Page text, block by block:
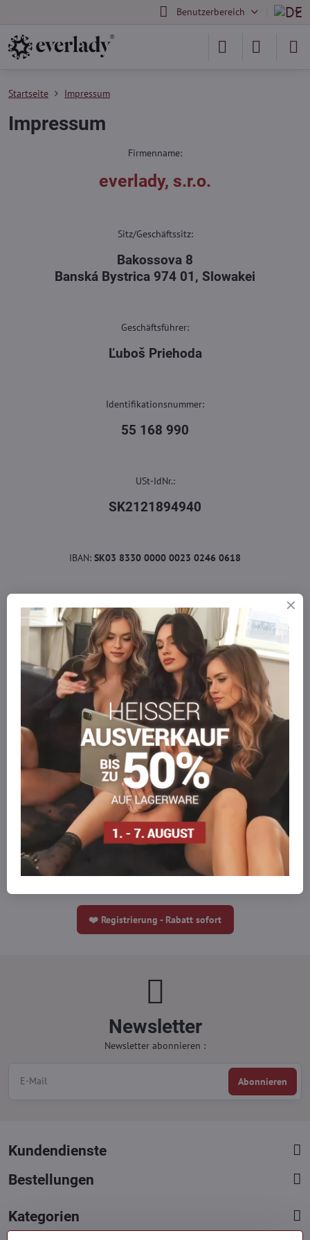
Benutzerbereich
Startseite Impressum
Impressum
Firmenname:
everlady, s.r.o.
Sitz/Geschäftssitz:
Bakossova 8
Banská Bystrica 974 01, Slowakei
Geschäftsführer:
Ľuboš Priehoda
Identifikationsnummer:
55 168 990
USt-IdNr.:
SK2121894940
IBAN: SK03 8330 0000 0023 0246 0618
Eintragung im Handelsregister:
Eingetragen im Handelsregister des Bezirksgerichts Banská Bystrica,
Slowakei, Abteilung: Sro, Einlage Nr.:
45605/S
E-mail:info@everlady.eu
Tel.:+421 919 060 751
❤️ Registrierung - Rabatt sofort
Newsletter
Newsletter abonnieren :
Abonnieren
Kundendienste
Bestellungen
Kategorien